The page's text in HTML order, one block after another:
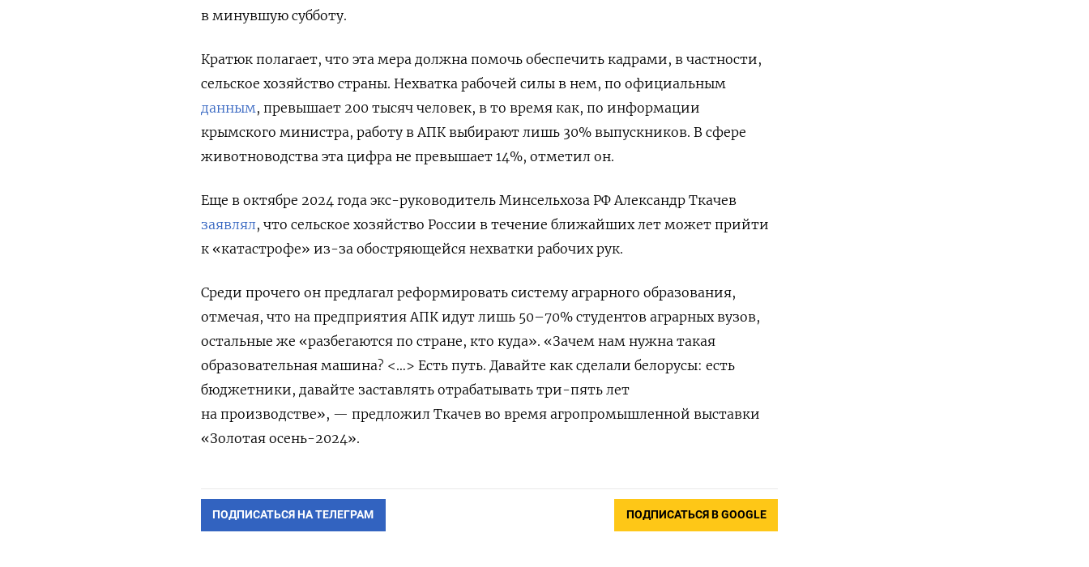
в минувшую субботу.
Кратюк полагает, что эта мера должна помочь обеспечить кадрами, в частности,
сельское хозяйство страны. Нехватка рабочей силы в нем, по официальным
данным, превышает 200 тысяч человек, в то время как, по информации
крымского министра, работу в АПК выбирают лишь 30% выпускников. В сфере
животноводства эта цифра не превышает 14%, отметил он.
Еще в октябре 2024 года экс-руководитель Минсельхоза РФ Александр Ткачев
заявлял, что сельское хозяйство России в течение ближайших лет может прийти
к «катастрофе» из-за обостряющейся нехватки рабочих рук.
Среди прочего он предлагал реформировать систему аграрного образования,
отмечая, что на предприятия АПК идут лишь 50–70% студентов аграрных вузов,
остальные же «разбегаются по стране, кто куда». «Зачем нам нужна такая
образовательная машина? <…> Есть путь. Давайте как сделали белорусы: есть
бюджетники, давайте заставлять отрабатывать три-пять лет
на производстве», — предложил Ткачев во время агропромышленной выставки
«Золотая осень-2024».
ПОДПИСАТЬСЯ НА ТЕЛЕГРАМ ПОДПИСАТЬСЯ В GOOGLE